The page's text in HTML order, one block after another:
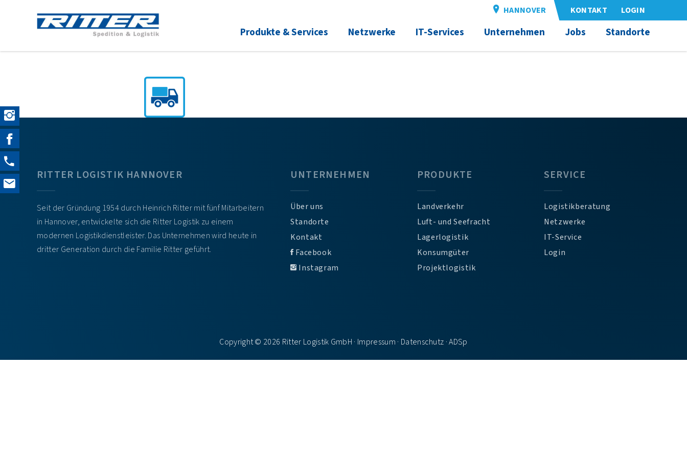
HANNOVER KONTAKT LOGIN
Produkte & Services Netzwerke IT-Services Unternehmen Jobs Standorte
RITTER LOGISTIK HANNOVER
Seit der Gründung 1954 durch Heinrich Ritter mit fünf Mitarbeitern
in Hannover, entwickelte sich die Ritter Logistik zu einem
modernen Logistikdienstleister. Das Unternehmen wird heute in
dritter Generation durch die Familie Ritter geführt.
UNTERNEHMEN
Über uns
Standorte
Kontakt
Facebook
Instagram
PRODUKTE
Landverkehr
Luft- und Seefracht
Lagerlogistik
Konsumgüter
Projektlogistik
SERVICE
Logistikberatung
Netzwerke
IT-Service
Login
Copyright © 2026 Ritter Logistik GmbH · Impressum · Datenschutz ·ADSp